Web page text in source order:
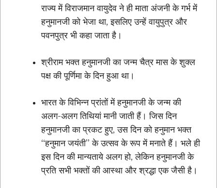
राज्य में विराजमान वायुदेव ने ही माता अंजनी के गर्भ में
हनुमानजी को भेजा था, इसलिए उन्हें वायुपुत्र और
पवनपुत्र भी कहा जाता है।
श्रीराम भक्त हनुमानजी का जन्म चैत्र मास के शुक्ल
पक्ष की पूर्णिमा के दिन हुआ था।
भारत के विभिन्न प्रांतों में हनुमानजी के जन्म की
अलग-अलग तिथियां मानी जाती हैं। जिस दिन
हनुमानजी का प्रकट हुए, उस दिन को हनुमान भक्त
“हनुमान जयंती” के उत्सव के रूप में मनाते हैं। भले ही
इस दिन की मान्यताये अलग हो, लेकिन हनुमानजी के
प्रति सभी भक्तों की आस्था और श्रद्धा एक जैसी है।